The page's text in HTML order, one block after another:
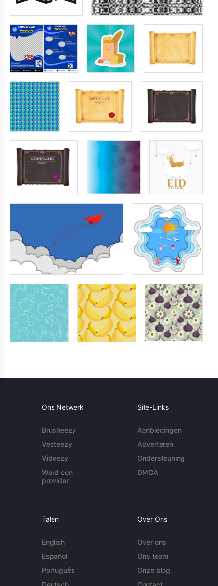
Ons Netwerk
Brusheezy
Vecteezy
Videezy
Word een
provider
Site-Links
Aanbiedingen
Adverteren
Ondersteuning
DMCA
Talen
English
Español
Português
Deutsch
Over Ons
Over ons
Ons team
Onze blog
Contact